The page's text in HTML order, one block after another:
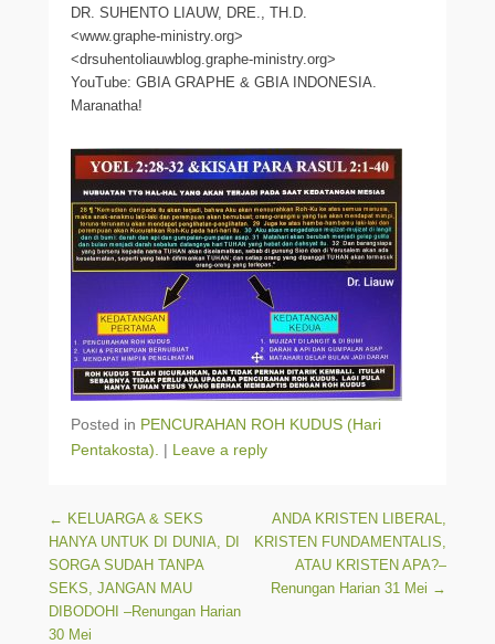
DR. SUHENTO LIAUW, DRE., TH.D.
<www.graphe-ministry.org>
<drsuhentoliauwblog.graphe-ministry.org>
YouTube: GBIA GRAPHE & GBIA INDONESIA.
Maranatha!
Posted in PENCURAHAN ROH KUDUS (Hari
Pentakosta).
| Leave a reply
Post navigation
← KELUARGA & SEKS
HANYA UNTUK DI DUNIA, DI
SORGA SUDAH TANPA
SEKS, JANGAN MAU
DIBODOHI –Renungan Harian
30 Mei
ANDA KRISTEN LIBERAL,
KRISTEN FUNDAMENTALIS,
ATAU KRISTEN APA?–
Renungan Harian 31 Mei →